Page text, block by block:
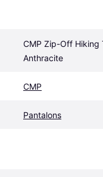
CMP Zip-Off Hiking
Anthracite
CMP
Pantalons